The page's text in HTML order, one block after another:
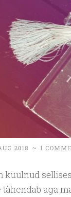
2018 ~ 1
kuulnud
tähendab aga